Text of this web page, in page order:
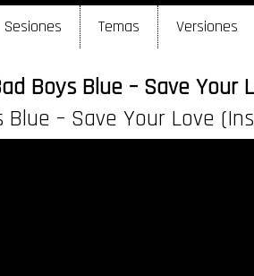
Sesiones Temas Versiones
Boys Blue – Save
Blue – Save Your Love